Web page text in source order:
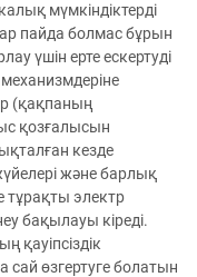
мүмкіндіктерді
пайда болмас бұрын
үшін ерте ескертуді
механизмдеріне
(қақпаның
қозғалысын
кезде
және барлық
тұрақты электр
бақылауы кіреді.
қауіпсіздік
өзгертуге болатын